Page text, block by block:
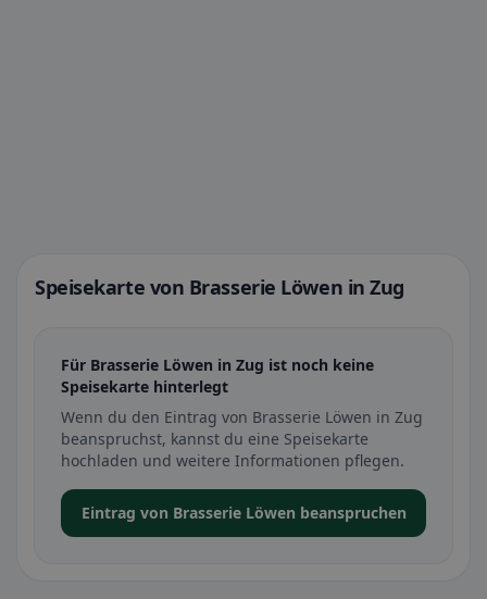
Speisekarte von Brasserie Löwen in Zug
Für Brasserie Löwen in Zug ist noch keine
Speisekarte hinterlegt
Wenn du den Eintrag von Brasserie Löwen in Zug
beanspruchst, kannst du eine Speisekarte
hochladen und weitere Informationen pflegen.
Eintrag von Brasserie Löwen beanspruchen